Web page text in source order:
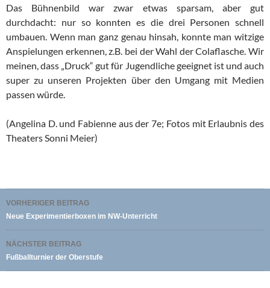
Das Bühnenbild war zwar etwas sparsam, aber gut
durchdacht: nur so konnten es die drei Personen schnell
umbauen. Wenn man ganz genau hinsah, konnte man witzige
Anspielungen erkennen, z.B. bei der Wahl der Colaflasche. Wir
meinen, dass „Druck“ gut für Jugendliche geeignet ist und auch
super zu unseren Projekten über den Umgang mit Medien
passen würde.
(Angelina D. und Fabienne aus der 7e; Fotos mit Erlaubnis des
Theaters Sonni Meier)
Beitragsnavigation
VORHERIGER BEITRAG
Neue Experimentierboxen im NW-Unterricht
NÄCHSTER BEITRAG
Fußballturnier der Oberstufe